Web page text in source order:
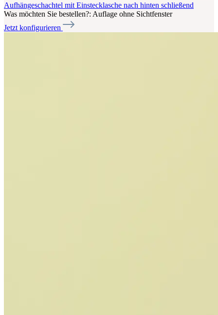
Aufhängeschachtel mit Einstecklasche nach hinten schließend
Was möchten Sie bestellen?: Auflage ohne Sichtfenster
Jetzt konfigurieren